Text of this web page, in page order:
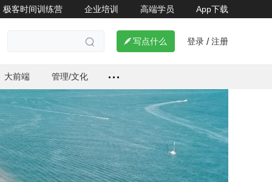
极客时间训练营 企业培训 高端学员 App下载
  写点什么 登录 / 注册
大前端 管理/文化